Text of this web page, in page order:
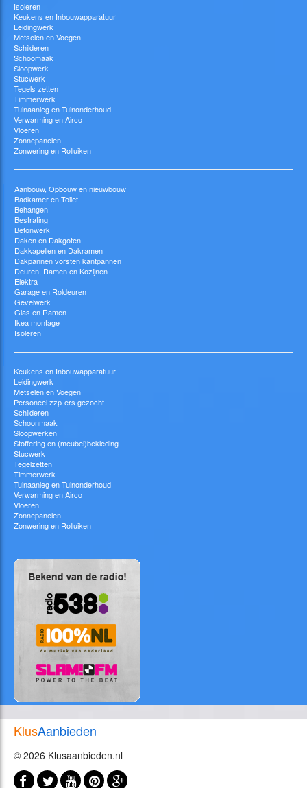
Isoleren
Keukens en Inbouwapparatuur
Leidingwerk
Metselen en Voegen
Schilderen
Schoomaak
Sloopwerk
Stucwerk
Tegels zetten
Timmerwerk
Tuinaanleg en Tuinonderhoud
Verwarming en Airco
Vloeren
Zonnepanelen
Zonwering en Rolluiken
Aanbouw, Opbouw en nieuwbouw
Badkamer en Toilet
Behangen
Bestrating
Betonwerk
Daken en Dakgoten
Dakkapellen en Dakramen
Dakpannen vorsten kantpannen
Deuren, Ramen en Kozijnen
Elektra
Garage en Roldeuren
Gevelwerk
Glas en Ramen
Ikea montage
Isoleren
Keukens en Inbouwapparatuur
Leidingwerk
Metselen en Voegen
Personeel zzp-ers gezocht
Schilderen
Schoonmaak
Sloopwerken
Stoffering en (meubel)bekleding
Stucwerk
Tegelzetten
Timmerwerk
Tuinaanleg en Tuinonderhoud
Verwarming en Airco
Vloeren
Zonnepanelen
Zonwering en Rolluiken
KlusAanbieden
© 2026 Klusaanbieden.nl